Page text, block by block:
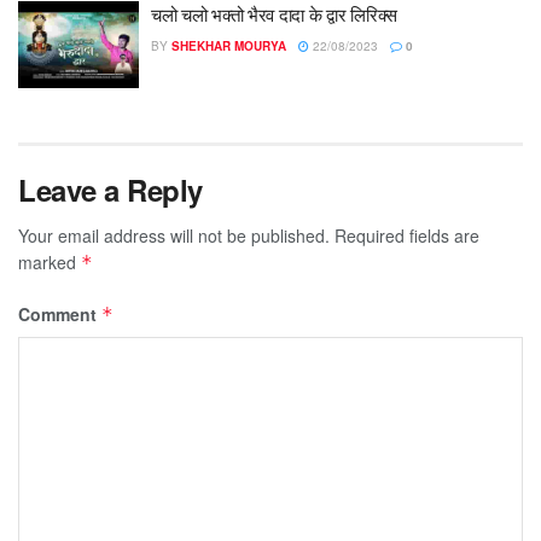
चलो चलो भक्तो भैरव दादा के द्वार लिरिक्स
BY SHEKHAR MOURYA 22/08/2023 0
Leave a Reply
Your email address will not be published. Required fields are
marked *
Comment *